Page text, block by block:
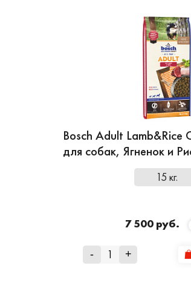
Bosch Adult Lamb&Rice
для собак, Ягненок и
15 кг.
7 500 руб.
- +